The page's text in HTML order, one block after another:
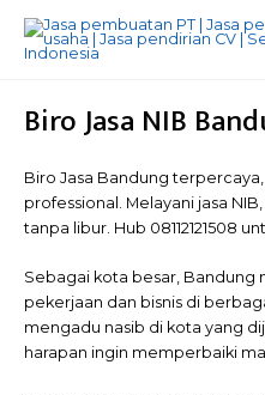
Biro Jasa NIB
Biro Jasa Bandung
professional. Melayani jasa
tanpa libur. Hub 08112121508
Sebagai kota besar, Bandung
pekerjaan dan bisnis di
mengadu nasib di kota yang
harapan ingin memperbaiki